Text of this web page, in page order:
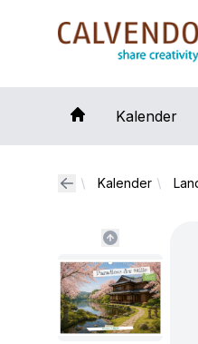
Calvendo
Kalender
Kalender